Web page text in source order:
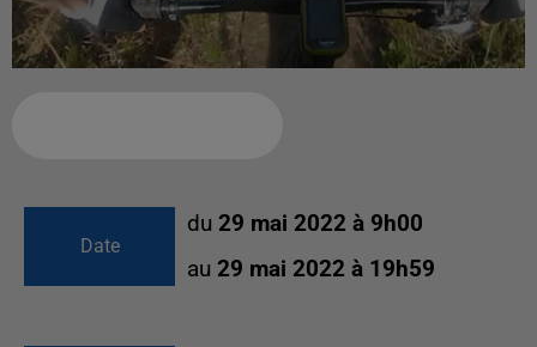
Date
du 29 mai 2022 à 9h00
au 29 mai 2022 à 19h59